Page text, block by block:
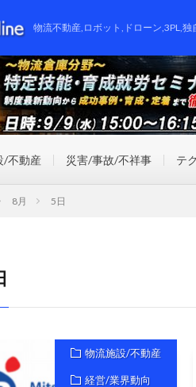
物流不動産,ロボット,ドローン,3PL,
/不動産 災害/事故/不祥事 テ
8月 5日
物流施設/不動産
経営/業界動向